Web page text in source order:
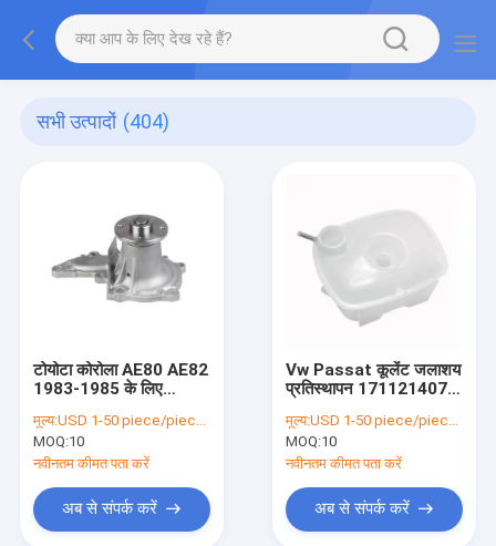
सभी उत्पादों (404)
टोयोटा कोरोला AE80 AE82
1983-1985 के लिए
19105 इलेक्ट्रिक कूलेंट
वाटर पंप
मूल्य:USD 1-50 piece/pieces
MOQ:10
नवीनतम कीमत पता करें
अब से संपर्क करें
Vw Passat कूलेंट जलाशय
प्रतिस्थापन 171121407F
171121407G
171121407
305121407
330121427
मूल्य:USD 1-50 piece/pieces
MOQ:10
नवीनतम कीमत पता करें
अब से संपर्क करें